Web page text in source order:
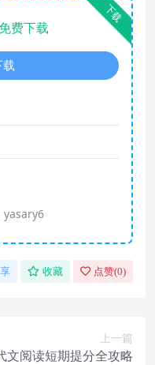
下载
费下载
载
yasary6
收藏 点赞(0)
上一篇
文阅读短期提分全攻略